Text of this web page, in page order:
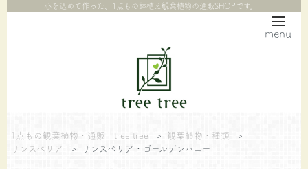
menu
心を込めて作った、1点もの鉢植え観葉植物の通販SHOPです。
1点もの観葉植物・通販 tree tree > 観葉植物・種類
>
サンスベリア
> サンスベリア・ゴールデンハニー